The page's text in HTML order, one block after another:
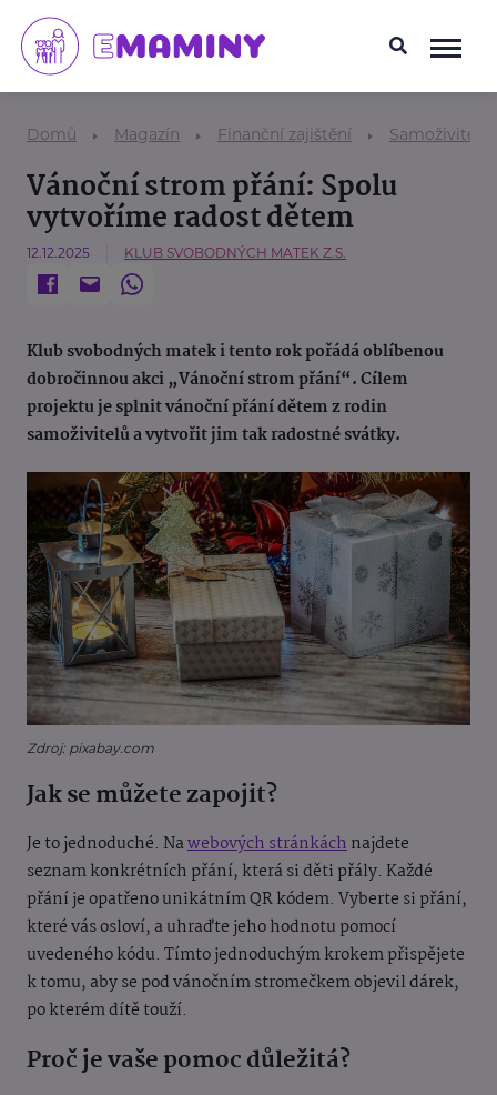
Domů Magazín Finanční zajištění Samoživitel/
Vánoční strom přání: Spolu
vytvoříme radost dětem
12.12.2025 KLUB SVOBODNÝCH MATEK Z.S.
Klub svobodných matek i tento rok pořádá oblíbenou
dobročinnou akci „Vánoční strom přání“. Cílem
projektu je splnit vánoční přání dětem z rodin
samoživitelů a vytvořit jim tak radostné svátky.
Zdroj: pixabay.com
Jak se můžete zapojit?
Je to jednoduché. Nawebových stránkáchnajdete
seznam konkrétních přání, která si děti přály. Každé
přání je opatřeno unikátním QR kódem. Vyberte si přání,
které vás osloví, a uhraďte jeho hodnotu pomocí
uvedeného kódu. Tímto jednoduchým krokem přispějete
k tomu, aby se pod vánočním stromečkem objevil dárek,
po kterém dítě touží.
Proč je vaše pomoc důležitá?